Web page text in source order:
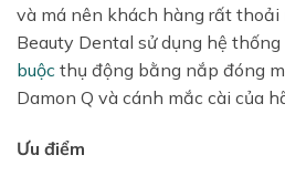
và má nên khách hàng rất
Beauty Dental sử dụng hệ thống
buộc thụ động bằng nắp đóng
Damon Q và cánh mắc cài của
Ưu điểm